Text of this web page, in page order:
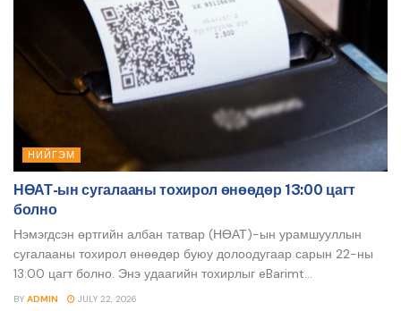
НИЙГЭМ
НӨАТ-ын сугалааны тохирол өнөөдөр 13:00 цагт
болно
Нэмэгдсэн өртгийн албан татвар (НӨАТ)-ын урамшууллын
сугалааны тохирол өнөөдөр буюу долоодугаар сарын 22-ны
13:00 цагт болно. Энэ удаагийн тохирлыг eBarimt...
BY ADMIN JULY 22, 2026